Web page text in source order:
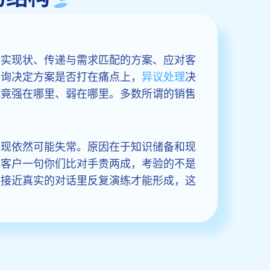
现状、传递与需求匹配的方案、应对客
决定方案是否打在痛点上， 异议处理决
强在哪里、弱在哪里。多数所谓的销售
依然可能失常。原因在于知识储备和现
户一句你们比对手贵两成，考验的不是
近真实的对话里反复演练才能形成，这